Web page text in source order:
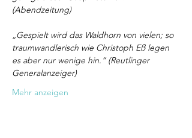
(Abendzeitung)
„Gespielt wird das Waldhorn von vielen; so
traumwandlerisch wie Christoph Eß legen
es aber nur wenige hin.“ (Reutlinger
Generalanzeiger)
Mehr anzeigen